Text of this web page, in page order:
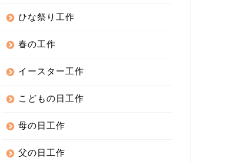
ひな祭り工作
春の工作
イースター工作
こどもの日工作
母の日工作
父の日工作